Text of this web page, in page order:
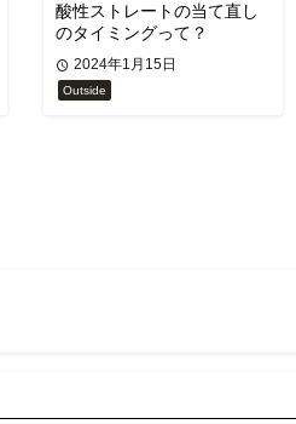
酸性ストレートの当て直し
のタイミングって？
2024年1月15日
Outside